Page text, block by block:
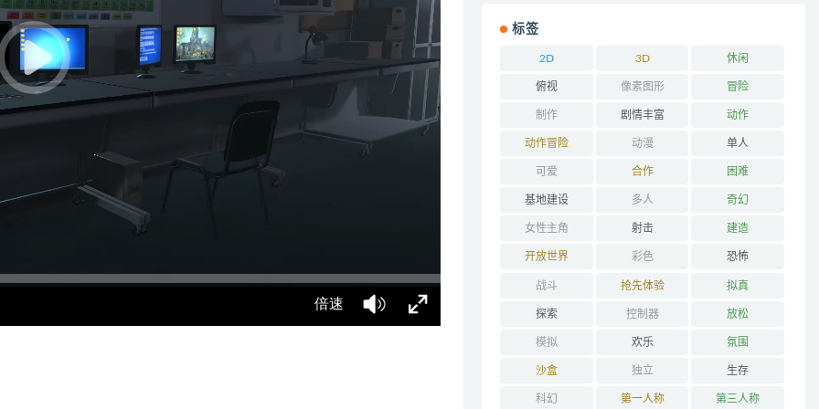
标签
2D 3D 休闲
俯视 像素图形 冒险
制作 剧情丰富 动作
动作冒险 动漫 单人
可爱 合作 困难
基地建设 多人 奇幻
女性主角 射击 建造
开放世界 彩色 恐怖
战斗 抢先体验 拟真
探索 控制器 放松
模拟 欢乐 氛围
沙盒 独立 生存
科幻 第一人称 第三人称